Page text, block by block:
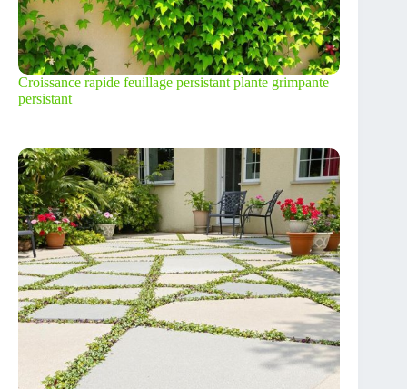
Croissance rapide feuillage persistant plante grimpante
persistant